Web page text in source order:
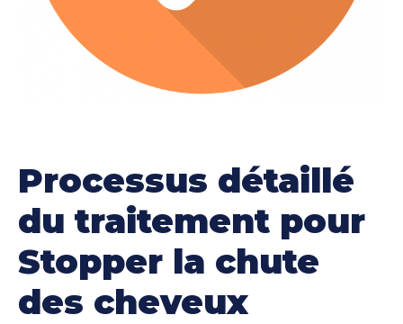
Processus détaillé
du traitement pour
Stopper la chute
des cheveux